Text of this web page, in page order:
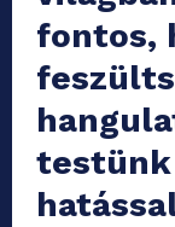
fontos,
testünk